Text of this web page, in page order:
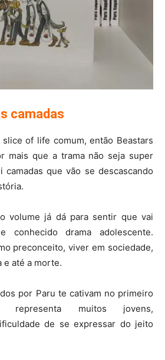
camadas
of life comum, então Beastars
mais que a trama não seja super
camadas que vão se descascando
volume já dá para sentir que vai
conhecido drama adolescente.
preconceito, viver em sociedade,
e até a morte.
por Paru te cativam no primeiro
representa muitos jovens,
de se expressar do jeito